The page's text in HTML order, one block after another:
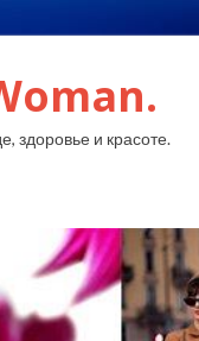
здоровье и красоте.